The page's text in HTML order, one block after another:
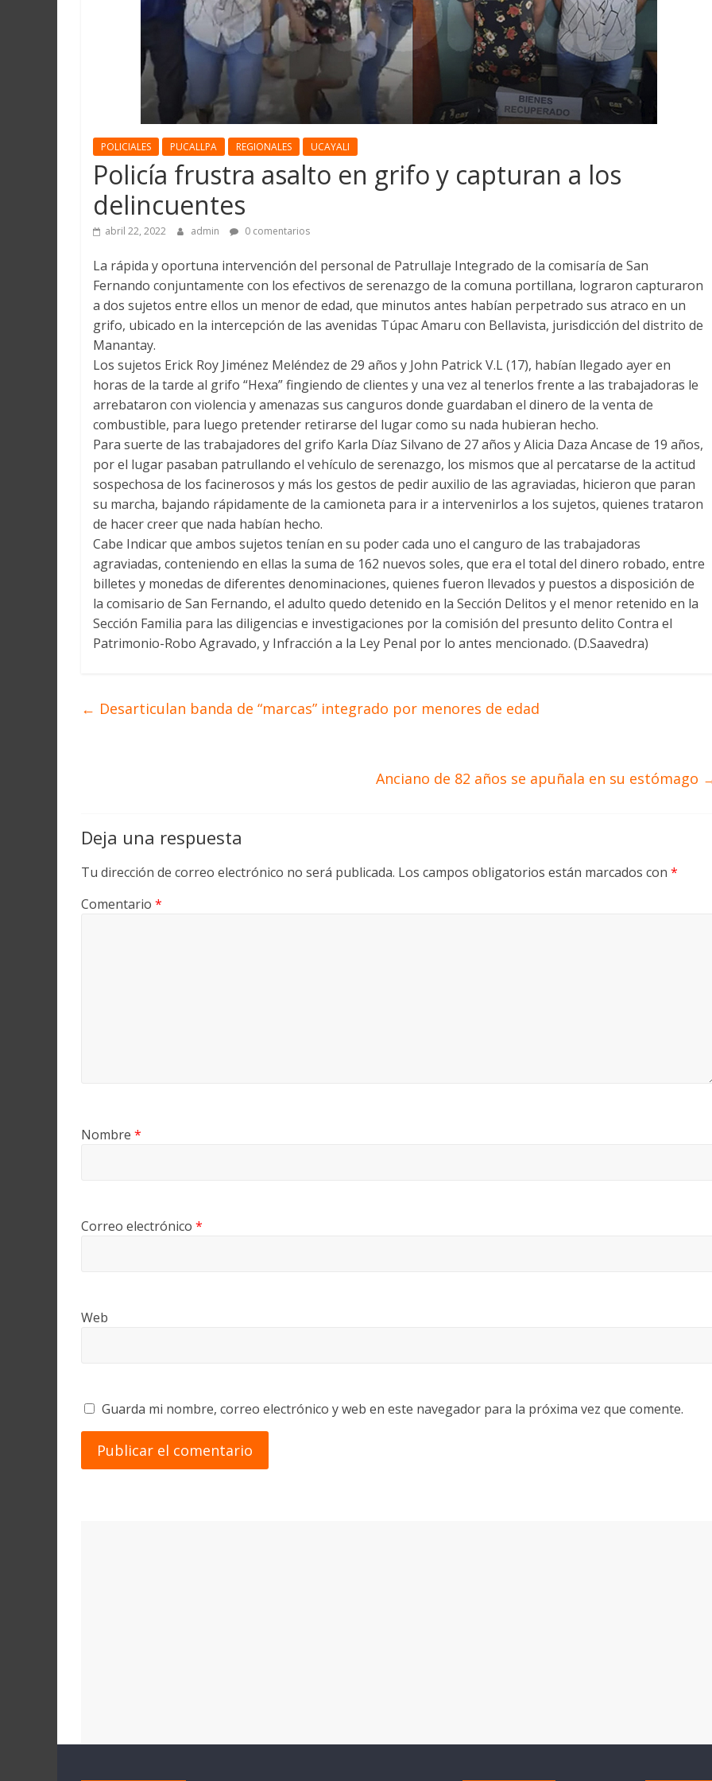
POLICIALES PUCALLPA REGIONALES UCAYALI
Policía frustra asalto en grifo y capturan a los
delincuentes
abril 22, 2022 admin 0 comentarios
La rápida y oportuna intervención del personal de Patrullaje Integrado de la comisaría de San
Fernando conjuntamente con los efectivos de serenazgo de la comuna portillana, lograron capturaron
a dos sujetos entre ellos un menor de edad, que minutos antes habían perpetrado sus atraco en un
grifo, ubicado en la intercepción de las avenidas Túpac Amaru con Bellavista, jurisdicción del distrito de
Manantay.
Los sujetos Erick Roy Jiménez Meléndez de 29 años y John Patrick V.L (17), habían llegado ayer en
horas de la tarde al grifo “Hexa” fingiendo de clientes y una vez al tenerlos frente a las trabajadoras le
arrebataron con violencia y amenazas sus canguros donde guardaban el dinero de la venta de
combustible, para luego pretender retirarse del lugar como su nada hubieran hecho.
Para suerte de las trabajadores del grifo Karla Díaz Silvano de 27 años y Alicia Daza Ancase de 19 años,
por el lugar pasaban patrullando el vehículo de serenazgo, los mismos que al percatarse de la actitud
sospechosa de los facinerosos y más los gestos de pedir auxilio de las agraviadas, hicieron que paran
su marcha, bajando rápidamente de la camioneta para ir a intervenirlos a los sujetos, quienes trataron
de hacer creer que nada habían hecho.
Cabe Indicar que ambos sujetos tenían en su poder cada uno el canguro de las trabajadoras
agraviadas, conteniendo en ellas la suma de 162 nuevos soles, que era el total del dinero robado, entre
billetes y monedas de diferentes denominaciones, quienes fueron llevados y puestos a disposición de
la comisario de San Fernando, el adulto quedo detenido en la Sección Delitos y el menor retenido en la
Sección Familia para las diligencias e investigaciones por la comisión del presunto delito Contra el
Patrimonio-Robo Agravado, y Infracción a la Ley Penal por lo antes mencionado. (D.Saavedra)
← Desarticulan banda de “marcas” integrado por menores de edad
Anciano de 82 años se apuñala en su estómago
Deja una respuesta
Tu dirección de correo electrónico no será publicada. Los campos obligatorios están marcados con *
Comentario *
Nombre *
Correo electrónico *
Web
Guarda mi nombre, correo electrónico y web en este navegador para la próxima vez que comente.